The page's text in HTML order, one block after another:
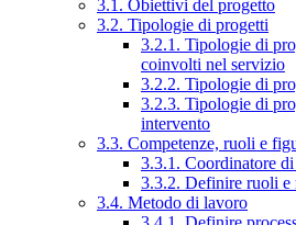
3.1. Obiettivi del progetto
3.2. Tipologie di progetti
3.2.1. Tipologie di
coinvolti nel servizio
3.2.2. Tipologie di
3.2.3. Tipologie di
intervento
3.3. Competenze, ruoli e
3.3.1. Coordinatore
3.3.2. Definire ruoli e
3.4. Metodo di lavoro